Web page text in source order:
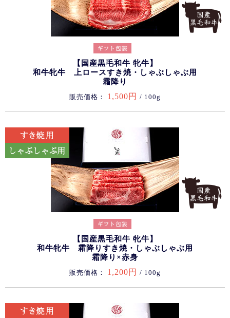
【国産黒毛和牛 牝牛】
和牛牝牛 上ロースすき焼・しゃぶしゃぶ用
霜降り
販売価格： 1,500円 / 100g
【国産黒毛和牛 牝牛】
和牛牝牛 霜降りすき焼・しゃぶしゃぶ用
霜降り×赤身
販売価格： 1,200円 / 100g